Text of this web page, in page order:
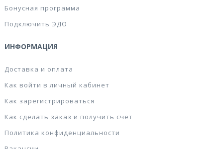
Бонусная программа
Подключить ЭДО
ИНФОРМАЦИЯ
Доставка и оплата
Как войти в личный кабинет
Как зарегистрироваться
Как сделать заказ и получить счет
Политика конфиденциальности